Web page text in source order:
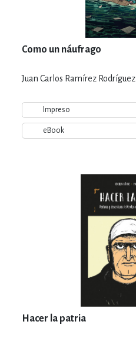
Como un náufrago
Juan Carlos Ramírez Rodríguez
Impreso
eBook
Hacer la patria